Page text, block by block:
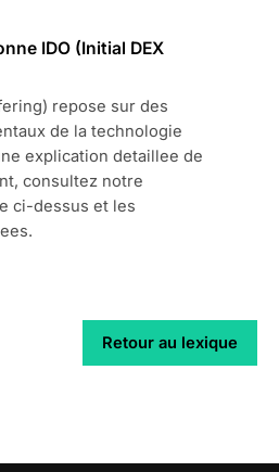
IDO (Initial DEX
repose sur des
de la technologie
explication detaillee de
consultez notre
ci-dessus et les
Retour au lexique